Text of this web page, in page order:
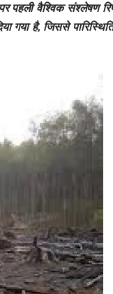
पहली वैश्विक संश्लेषण
गया है, जिससे